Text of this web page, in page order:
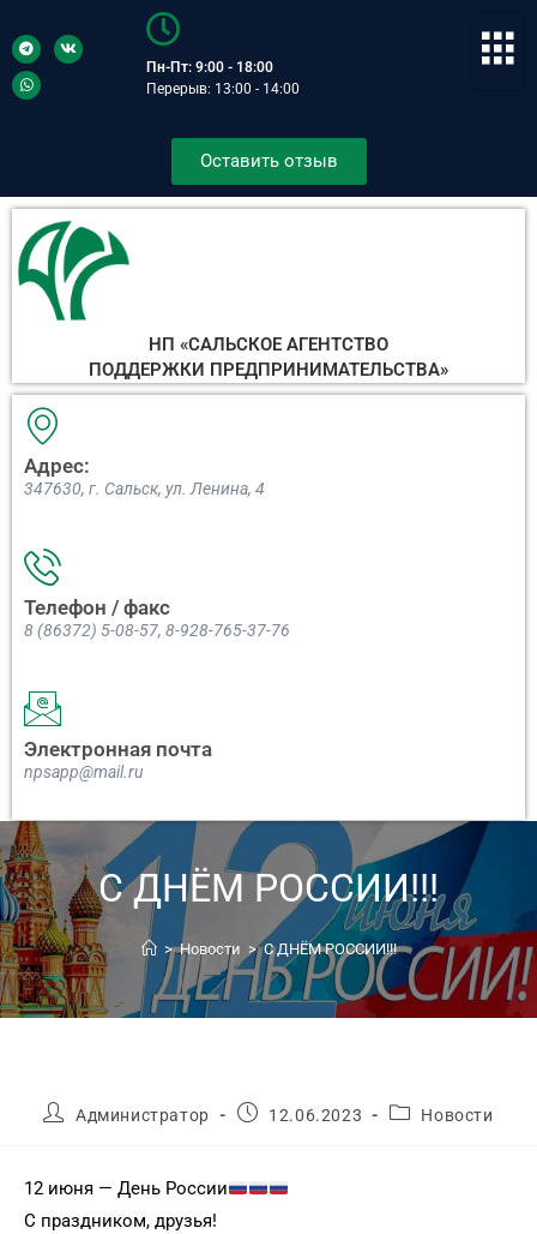
Пн-Пт: 9:00 - 18:00
Перерыв: 13:00 - 14:00
Оставить отзыв
НП «САЛЬСКОЕ АГЕНТСТВО
ПОДДЕРЖКИ ПРЕДПРИНИМАТЕЛЬСТВА»
Адрес:
347630, г. Сальск, ул. Ленина, 4​
Телефон / факс
8 (86372) 5-08-57, 8-928-765-37-76
Электронная почта
npsapp@mail.ru
С ДНЁМ РОССИИ!!!
> Новости > С ДНЁМ РОССИИ!!!
Администратор 12.06.2023 Новости
12 июня — День России
С праздником, друзья!